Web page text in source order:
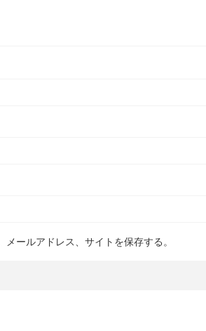
ールアドレス、サイトを保存する。